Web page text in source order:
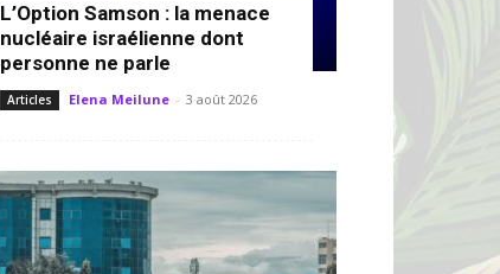
L’Option Samson : la menace
nucléaire israélienne dont
personne ne parle
Articles Elena Meilune - 3 août 2026